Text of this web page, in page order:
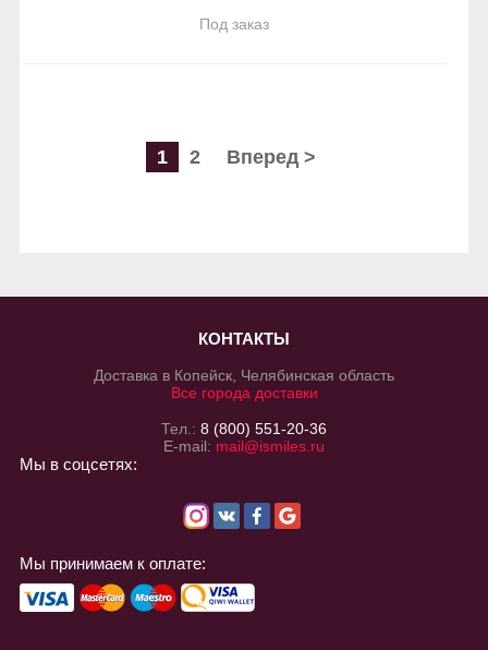
Под заказ
1 2 Вперед >
КОНТАКТЫ
Доставка в Копейск, Челябинская область
Все города доставки
Тел.: 8 (800) 551-20-36
E-mail: mail@ismiles.ru
Мы в соцсетях:
Мы принимаем к оплате: